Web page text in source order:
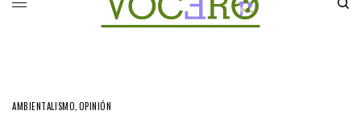
AMBIENTALISMO,OPINIÓN